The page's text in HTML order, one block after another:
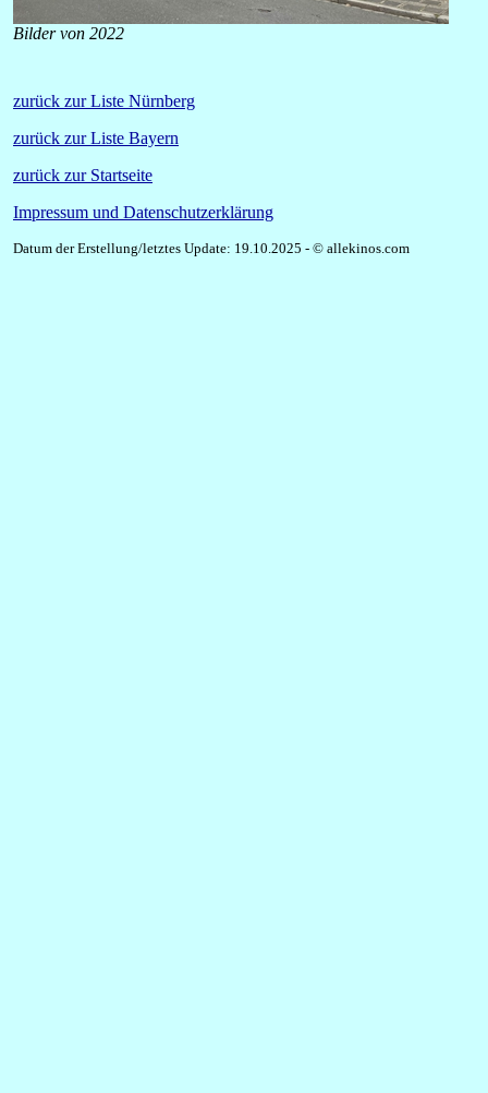
Bilder von 2022
zurück zur Liste Nürnberg
zurück zur Liste Bayern
zurück zur Startseite
Impressum und Datenschutzerklärung
Datum der Erstellung/letztes Update: 19.10.2025 - © allekinos.com